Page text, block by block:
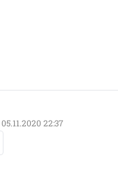
05.11.2020 22:37